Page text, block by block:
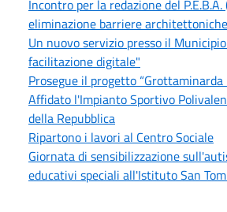
Incontro per la redazione del P.E.B.A.
eliminazione barriere
Un nuovo servizio presso il
facilitazione digitale"
Prosegue il progetto
Affidato l'Impianto Sportivo
della Repubblica
Ripartono i lavori al Centro Sociale
Giornata di sensibilizzazione
educativi speciali all'Istituto San